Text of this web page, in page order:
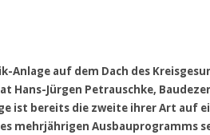
Anlage auf dem Dach des
Hans-Jürgen Petrauschke,
ist bereits die zweite ihrer Art auf
mehrjährigen Ausbauprogramms